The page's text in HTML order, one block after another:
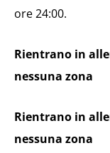
ore 24:00.
Rientrano in
nessuna zona
Rientrano in
nessuna zona